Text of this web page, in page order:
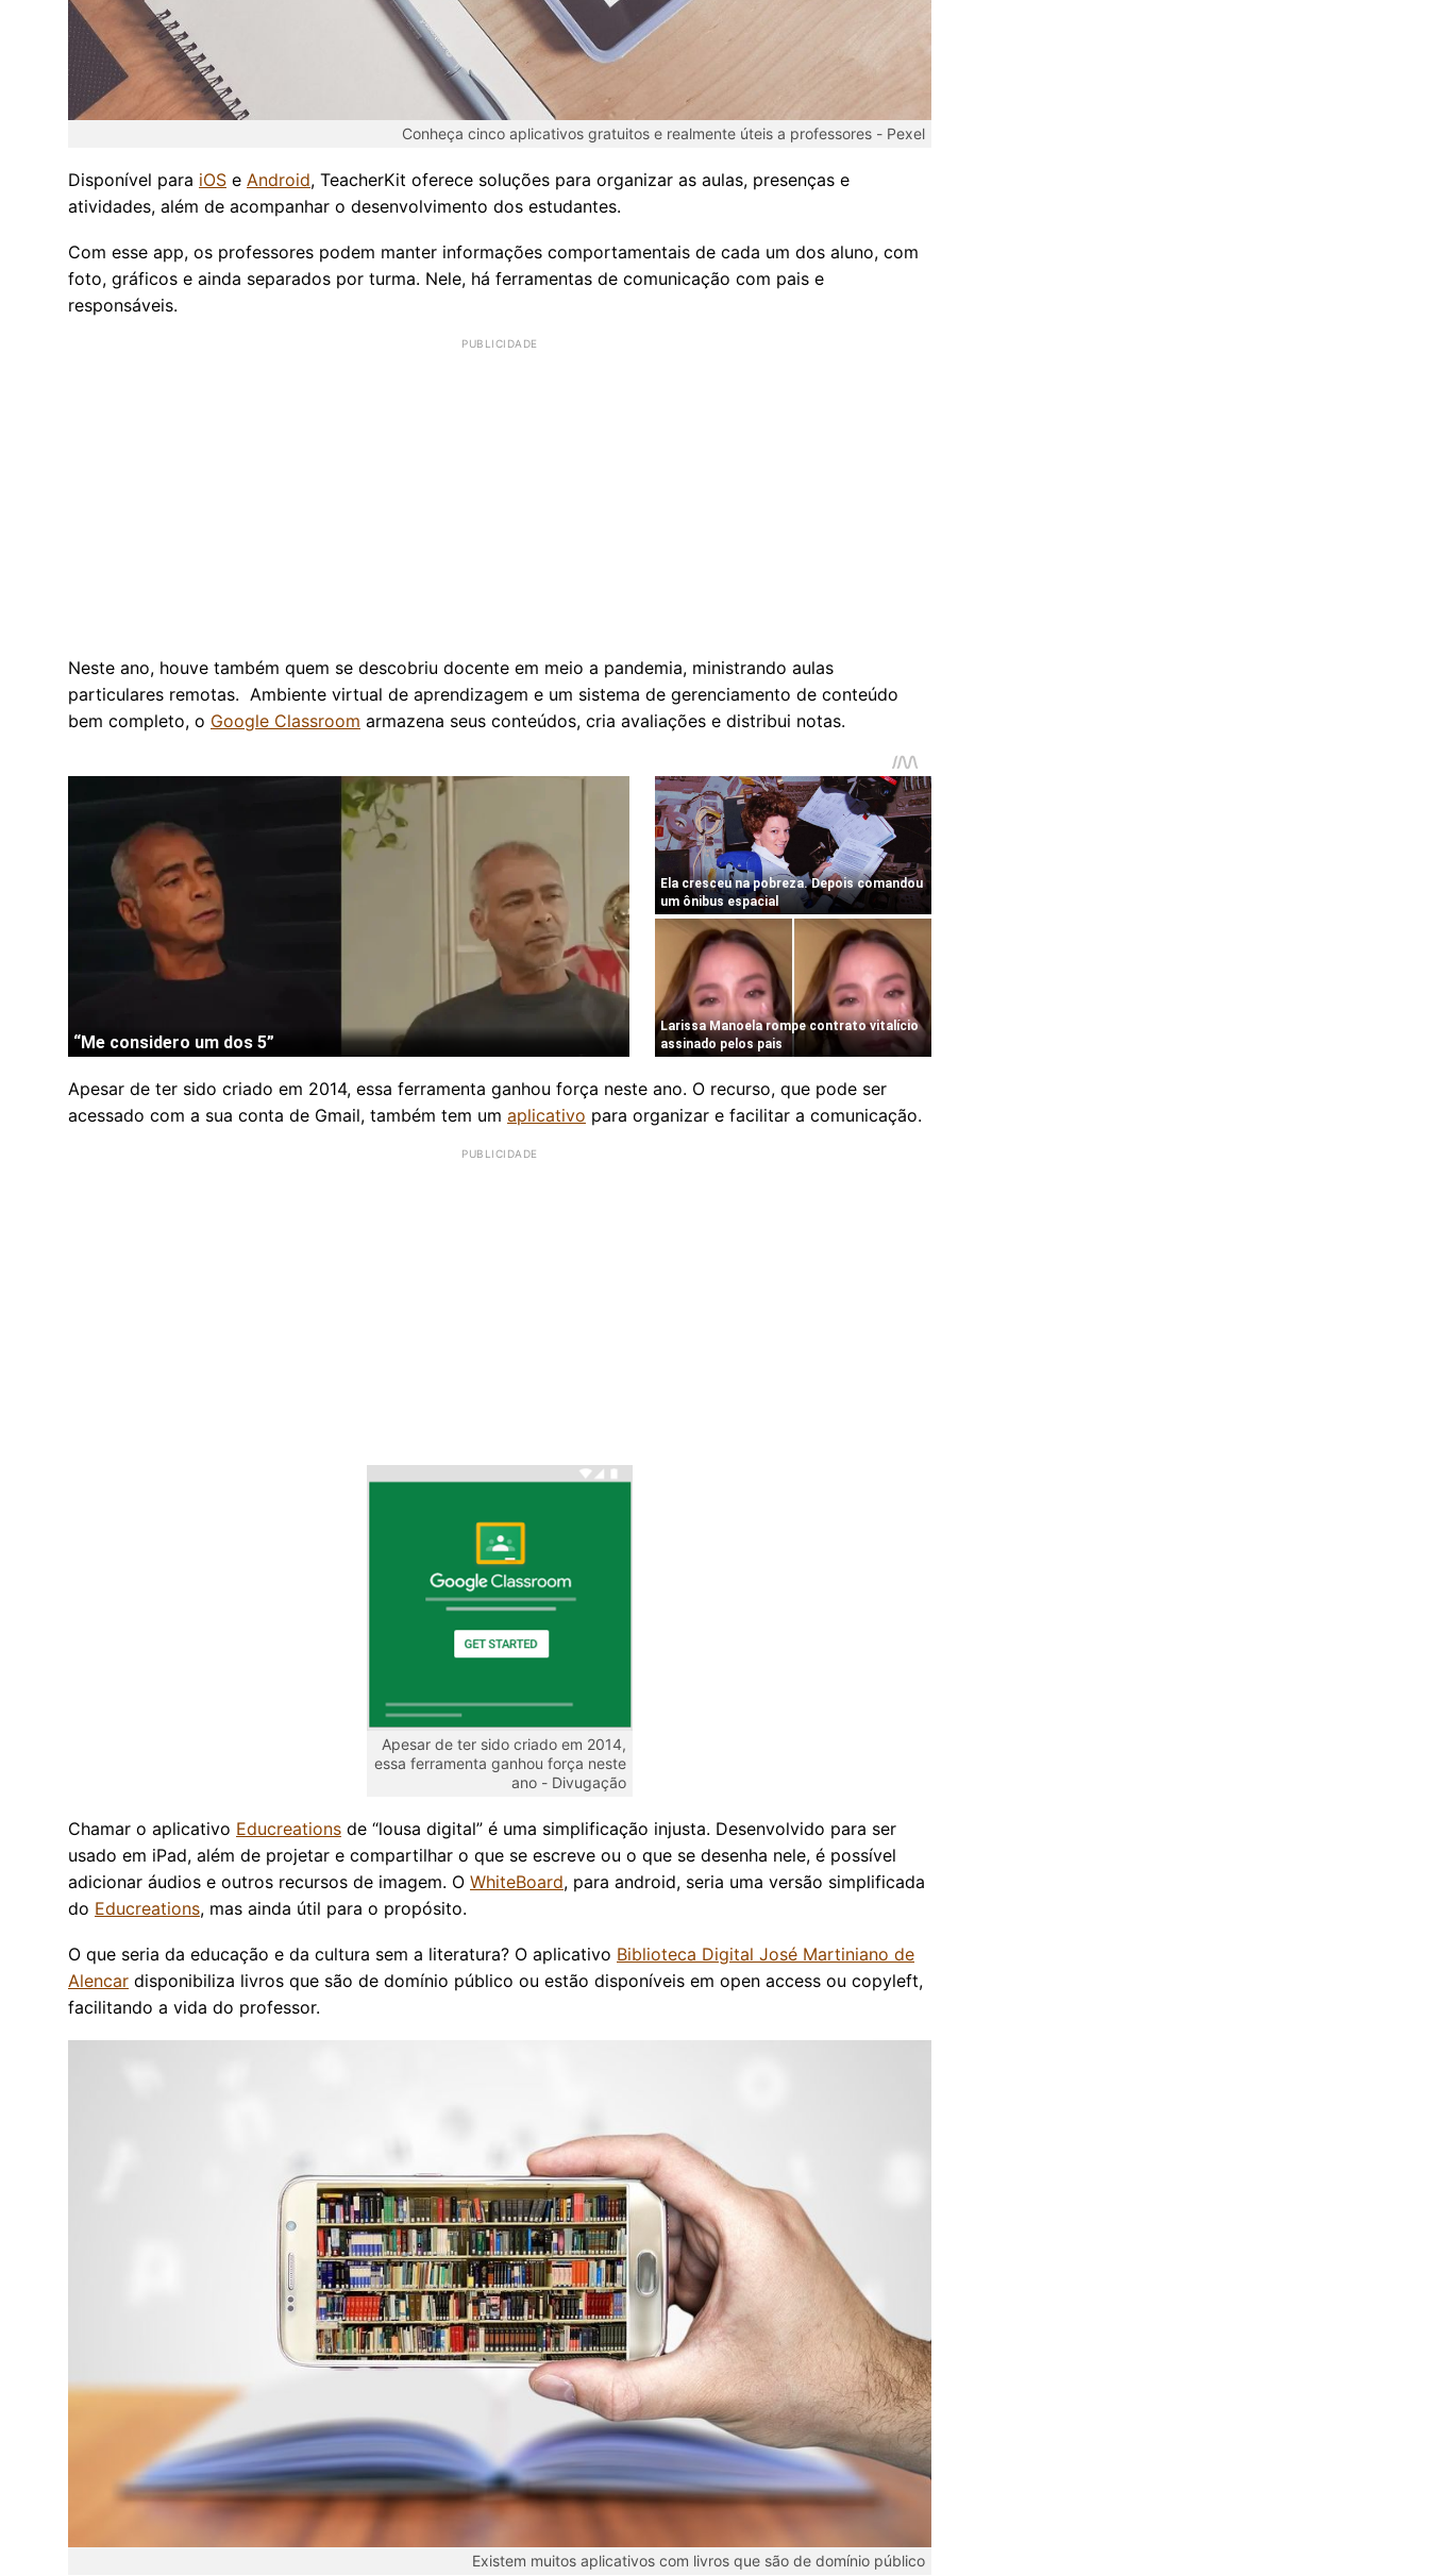
Conheça cinco aplicativos gratuitos e realmente úteis a professores - Pexel
Disponível para iOS e Android, TeacherKit oferece soluções para organizar as aulas, presenças e
atividades, além de acompanhar o desenvolvimento dos estudantes.
Com esse app, os professores podem manter informações comportamentais de cada um dos aluno, com
foto, gráficos e ainda separados por turma. Nele, há ferramentas de comunicação com pais e
responsáveis.
Neste ano, houve também quem se descobriu docente em meio a pandemia, ministrando aulas
particulares remotas. Ambiente virtual de aprendizagem e um sistema de gerenciamento de conteúdo
bem completo, o Google Classroom armazena seus conteúdos, cria avaliações e distribui notas.
Apesar de ter sido criado em 2014, essa ferramenta ganhou força neste ano. O recurso, que pode ser
acessado com a sua conta de Gmail, também tem um aplicativo para organizar e facilitar a comunicação.
Apesar de ter sido criado em 2014,
essa ferramenta ganhou força neste
ano - Divugação
Chamar o aplicativo Educreations de “lousa digital” é uma simplificação injusta. Desenvolvido para ser
usado em iPad, além de projetar e compartilhar o que se escreve ou o que se desenha nele, é possível
adicionar áudios e outros recursos de imagem. O WhiteBoard, para android, seria uma versão simplificada
do Educreations, mas ainda útil para o propósito.
O que seria da educação e da cultura sem a literatura? O aplicativo Biblioteca Digital José Martiniano de
Alencar disponibiliza livros que são de domínio público ou estão disponíveis em open access ou copyleft,
facilitando a vida do professor.
Existem muitos aplicativos com livros que são de domínio público